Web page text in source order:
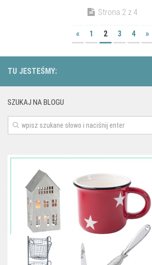
Strona 2 z 4
« 1 2 3 4 »
TU JESTEŚMY:
SZUKAJ NA BLOGU